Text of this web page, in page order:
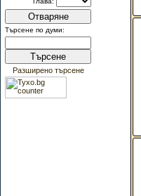
Отваряне
Търсене по думи:
Търсене
Разширено търсене